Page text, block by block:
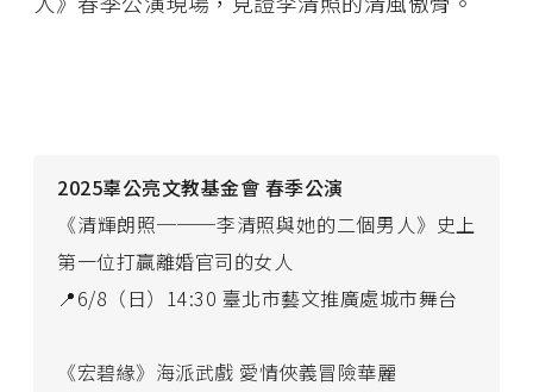
2025辜公亮文教基金會 春季公演
《清輝朗照───李清照與她的二個男人》史上
第一位打贏離婚官司的女人
📍6/8（日）14:30 臺北市藝文推廣處城市舞台
《宏碧緣》海派武戲 愛情俠義冒險華麗